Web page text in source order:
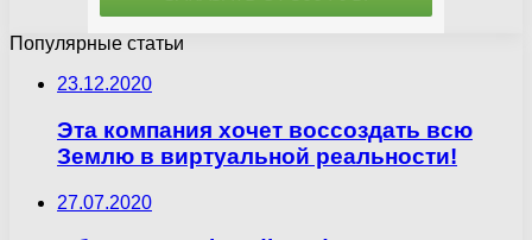
Популярные статьи
23.12.2020
Эта компания хочет воссоздать всю
Землю в виртуальной реальности!
27.07.2020